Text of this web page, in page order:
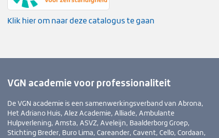
Klik hier om naar deze catalogus te gaan
VGN academie voor professionaliteit
De VGN academie is een samenwerkingsverband van Abrona,
Het Adriano Huis, Alez Academie, Alliade, Ambulante
Hulpverlening, Amsta, ASVZ, Aveleijn, Baalderborg Groep,
Stichting Breder, Buro Lima, Careander, Cavent, Cello, Cordaan,